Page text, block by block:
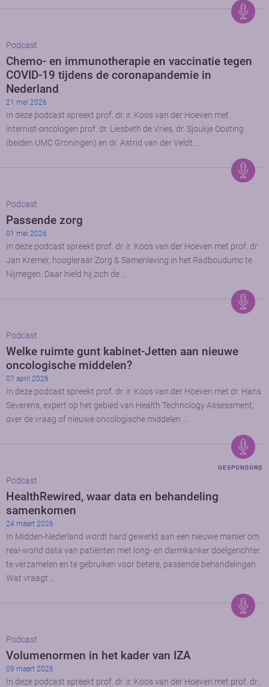
Podcast
Chemo- en immunotherapie en vaccinatie tegen
COVID-19 tijdens de coronapandemie in
Nederland
21 mei 2026
In deze podcast spreekt prof. dr. ir. Koos van der Hoeven met
internist-oncologen prof. dr. Liesbeth de Vries, dr. Sjoukje Oosting
(beiden UMC Groningen) en dr. Astrid van der Veldt …
Podcast
Passende zorg
01 mei 2026
In deze podcast spreekt prof. dr. ir. Koos van der Hoeven met prof. dr.
Jan Kremer, hoogleraar Zorg & Samenleving in het Radboudumc te
Nijmegen. Daar hield hij zich de …
Podcast
Welke ruimte gunt kabinet-Jetten aan nieuwe
oncologische middelen?
07 april 2026
In deze podcast spreekt prof. dr. ir. Koos van der Hoeven met dr. Hans
Severens, expert op het gebied van Health Technology Assessment,
over de vraag of nieuwe oncologische middelen …
GESPONSORD
Podcast
HealthRewired, waar data en behandeling
samenkomen
24 maart 2026
In Midden-Nederland wordt hard gewerkt aan een nieuwe manier om
real-world data van patiënten met long- en darmkanker doelgerichter
te verzamelen en te gebruiken voor betere, passende behandelingen.
Wat vraagt …
Podcast
Volumenormen in het kader van IZA
09 maart 2026
In deze podcast spreekt prof. dr. ir. Koos van der Hoeven met prof. dr.